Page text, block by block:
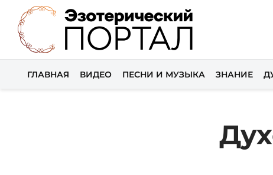
ГЛАВНАЯ ВИДЕО ПЕСНИ И МУЗЫКА ЗНАНИЕ